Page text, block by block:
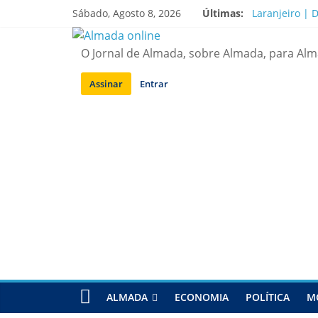
Sábado, Agosto 8, 2026 Últimas:
Laranjeiro |
Costa da
APA diz que
O Jornal de Almada, sobre Almada, para
Assinar Entrar
ALMADA ECONOMIA POLÍTICA